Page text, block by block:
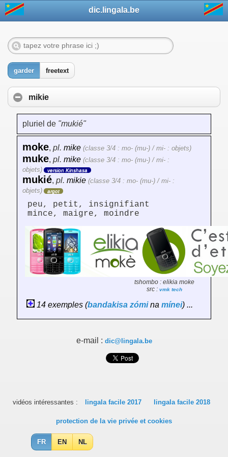
dic.lingala.be
garder freetext
mikie
pluriel de "mukié"
moke, pl. mike (classe 3/4 : mo- (mu-) / mi- : objets)
muke, pl. mike (classe 3/4 : mo- (mu-) / mi- :
objets)
version Kinshasa
mukié, pl. mikie (classe 3/4 : mo- (mu-) / mi- :
objets)
argot
peu, petit, insignifiant
mince, maigre, moindre
tshombo : elikia moke
src : vmk tech
14 exemples (bandakisa zómina mínei) ...
e-mail : dic@lingala.be
vidéos intéressantes : lingala facile 2017 lingala facile 2018
protection de la vie privée et cookies
FR EN NL